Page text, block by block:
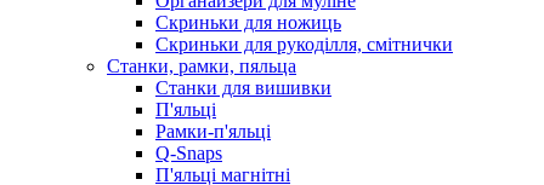
Скриньки для ножиць
Скриньки для рукоділля, смітнички
Станки, рамки, пяльца
Станки для вишивки
П'яльці
Рамки-п'яльці
Q-Snaps
П'яльці магнітні